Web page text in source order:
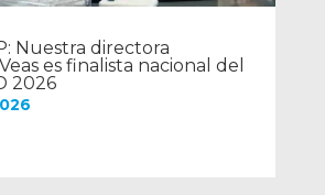
Nuestra directora
es finalista nacional del
2026